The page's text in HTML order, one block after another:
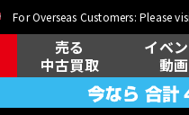
For Overseas Customers: Please
売る
中古買取
イベ
動画